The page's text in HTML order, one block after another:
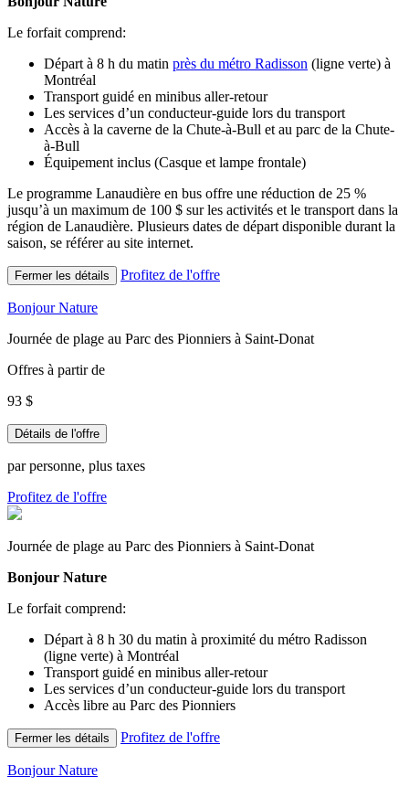
Le forfait comprend:
Départ à 8 h du matin près du métro Radisson (ligne verte) à
Montréal
Transport guidé en minibus aller-retour
Les services d’un conducteur-guide lors du transport
Accès à la caverne de la Chute-à-Bull et au parc de la Chute-
à-Bull
Équipement inclus (Casque et lampe frontale)
Le programme Lanaudière en bus offre une réduction de 25 %
jusqu’à un maximum de 100 $ sur les activités et le transport dans la
région de Lanaudière. Plusieurs dates de départ disponible durant la
saison, se référer au site internet.
Fermer les détails Profitez de l'offre
Bonjour Nature
Journée de plage au Parc des Pionniers à Saint-Donat
Offres à partir de
93 $
Détails de l'offre
par personne, plus taxes
Profitez de l'offre
Journée de plage au Parc des Pionniers à Saint-Donat
Bonjour Nature
Le forfait comprend:
Départ à 8 h 30 du matin à proximité du métro Radisson
(ligne verte) à Montréal
Transport guidé en minibus aller-retour
Les services d’un conducteur-guide lors du transport
Accès libre au Parc des Pionniers
Fermer les détails Profitez de l'offre
Bonjour Nature